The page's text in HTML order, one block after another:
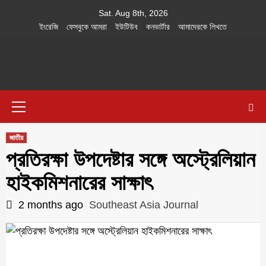
Sat. Aug 8th, 2026
ইংরেজি
ফেসবুকে আমরা ইউটিউব কনভার্টার আমাদেরকে লিখতে
Southeast
Asia Journal
জাতীয়
প্রতিরক্ষা উপদেষ্টার সঙ্গে অস্ট্রেলিয়ান
হাইকমিশনারের সাক্ষাৎ
2 months ago Southeast Asia Journal